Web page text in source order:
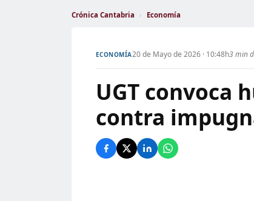
Crónica Cantabria › Economía
ECONOMÍA20 de Mayo de 2026 · 10:48h3 min
UGT convoca
contra